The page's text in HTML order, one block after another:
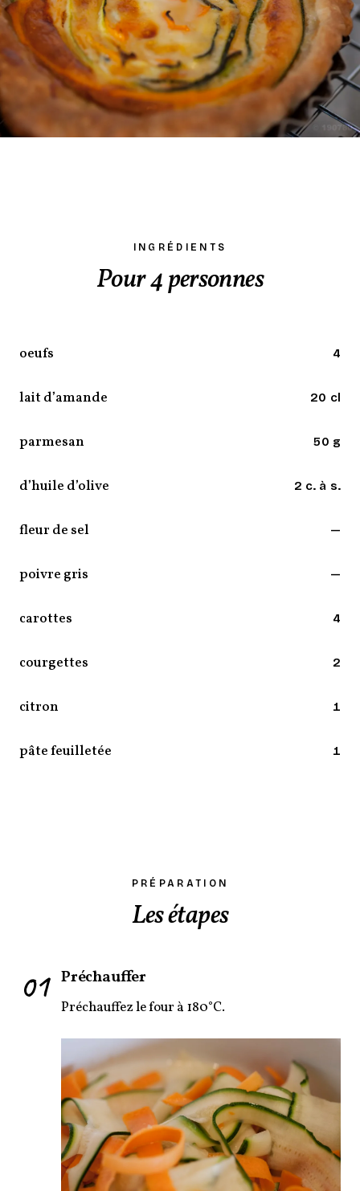
INGRÉDIENTS
Pour 4 personnes
oeufs 4
lait d’amande 20 cl
parmesan 50 g
d’huile d’olive 2 c. à s.
fleur de sel —
poivre gris —
carottes 4
courgettes 2
citron 1
pâte feuilletée 1
PRÉPARATION
Les étapes
01 Préchauffer
Préchauffez le four à 180°C.